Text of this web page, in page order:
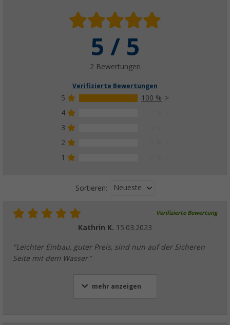
5 / 5
2 Bewertungen
Verifizierte Bewertungen
5
100 %
4
3
2
1
Sortieren: Neueste
Verifizierte Bewertung
Kathrin K. 15.03.2023
"Leichter Einbau, guter Preis, sind nun auf der Sicheren
Seite mit dem Wasser"
mehr anzeigen